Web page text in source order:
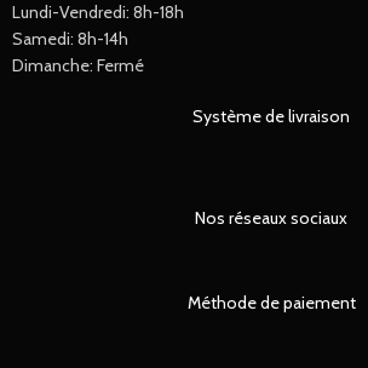
Lundi-Vendredi: 8h-18h
Samedi: 8h-14h
Dimanche: Fermé
Système de livraison
Nos réseaux sociaux
Méthode de paiement